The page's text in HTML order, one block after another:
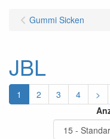
Gummi Sicken
JBL
1 2 3 4 >